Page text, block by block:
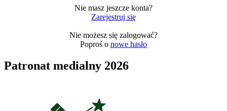
Nie masz jeszcze konta?
Zarejestruj się
Nie możesz się zalogować?
Poproś o nowe hasło
Patronat medialny 2026